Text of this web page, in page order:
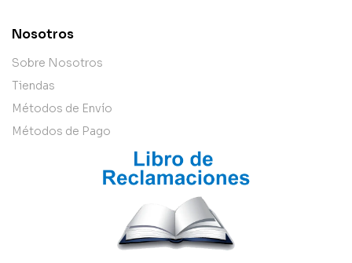
Nosotros
Sobre Nosotros
Tiendas
Métodos de Envío
Métodos de Pago